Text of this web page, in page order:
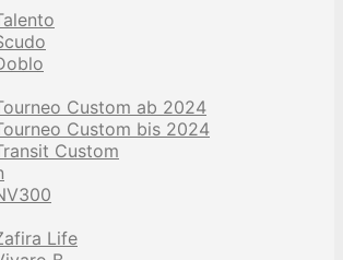
Custom ab 2024
Custom bis 2024
Custom
Life